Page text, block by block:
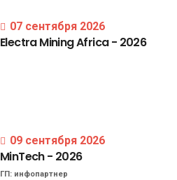
07 сентября 2026
ElectraMiningAfrica- 2026
09 сентября 2026
MinTech- 2026
ГП: инфопартнер